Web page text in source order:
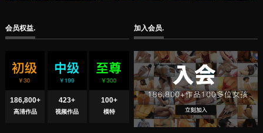
会员权益.
186,800+
高清作品
423+
视频作品
100+
模特
加入会员.